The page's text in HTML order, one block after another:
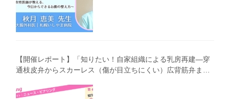
【開催レポート】「知りたい！自家組織による乳房再建―穿
通枝皮弁からスカーレス（傷が目立ちにくい）広背筋弁まで